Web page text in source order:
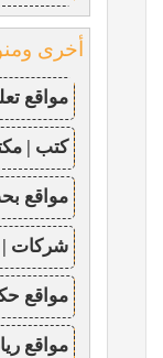
أخرى
مواقع
كتب |
مواقع
شركات
مواقع
مواقع